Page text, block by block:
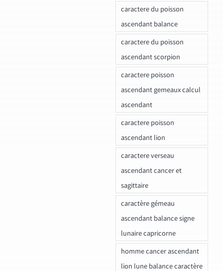
caractere du poisson
ascendant balance
caractere du poisson
ascendant scorpion
caractere poisson
ascendant gemeaux calcul
ascendant
caractere poisson
ascendant lion
caractere verseau
ascendant cancer et
sagittaire
caractère gémeau
ascendant balance signe
lunaire capricorne
homme cancer ascendant
lion lune balance caractère